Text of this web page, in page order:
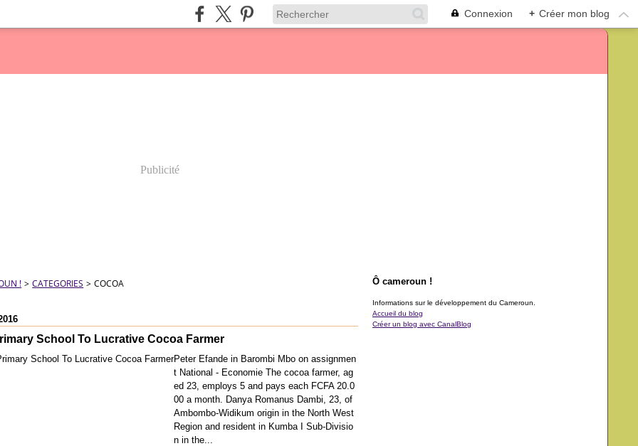
Connexion + Créer mon blog
Publicité
! > CATEGORIES > COCOA
School To Lucrative Cocoa Farmer
Peter Efande in Barombi Mbo on assignmen
t National - Economie The cocoa farmer, ag
ed 23, employs 5 and pays each FCFA 20.0
00 a month. Danya Romanus Dambi, 23, of
Ambombo-Widikum origin in the North West
Region and resident in Kumba I Sub-Divisio
n in the...
Ô cameroun !
Informations sur le développement du Cameroun.
Accueil du blog
Créer un blog avec CanalBlog